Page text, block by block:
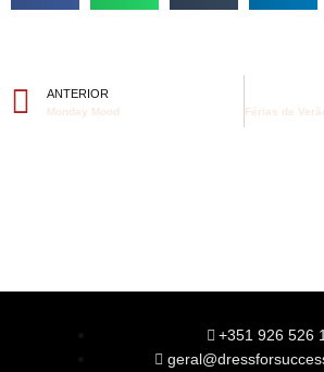
ANTERIOR
Monday Mood
+351 926 526